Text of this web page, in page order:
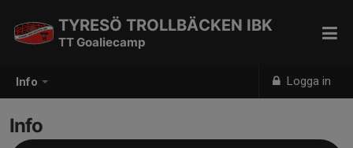
Info Logga in
TYRESÖ TROLLBÄCKEN IBK
TT Goaliecamp
Info